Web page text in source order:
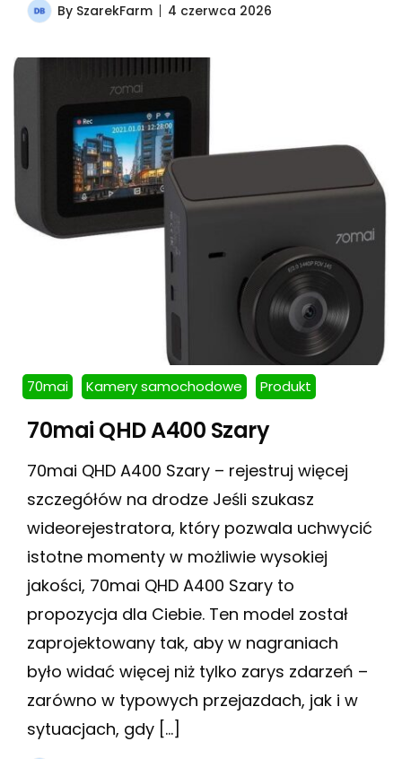
By SzarekFarm 4 czerwca 2026
70mai Kamery samochodowe Produkt
70mai QHD A400 Szary
70mai QHD A400 Szary – rejestruj więcej
szczegółów na drodze Jeśli szukasz
wideorejestratora, który pozwala uchwycić
istotne momenty w możliwie wysokiej
jakości, 70mai QHD A400 Szary to
propozycja dla Ciebie. Ten model został
zaprojektowany tak, aby w nagraniach
było widać więcej niż tylko zarys zdarzeń –
zarówno w typowych przejazdach, jak i w
sytuacjach, gdy […]